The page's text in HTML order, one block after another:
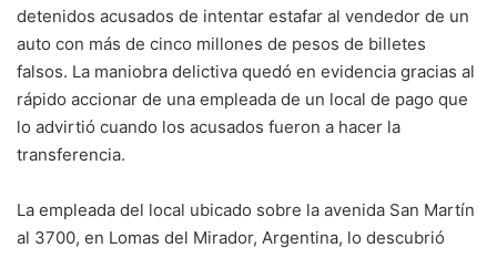
detenidos acusados de intentar estafar al vendedor de un
auto con más de cinco millones de pesos de billetes
falsos. La maniobra delictiva quedó en evidencia gracias al
rápido accionar de una empleada de un local de pago que
lo advirtió cuando los acusados fueron a hacer la
transferencia.
La empleada del local ubicado sobre la avenida San Martín
al 3700, en Lomas del Mirador, Argentina, lo descubrió